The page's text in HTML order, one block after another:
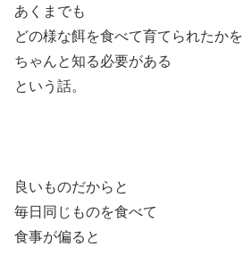
あくまでも
どの様な餌を食べて育てられたかを
ちゃんと知る必要がある
という話。
良いものだからと
毎日同じものを食べて
食事が偏ると